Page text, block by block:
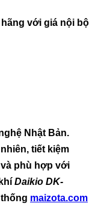
với giá nội bộ
Nhật Bản.
tiết kiệm
phù hợp với
Daikio DK-
maizota.com